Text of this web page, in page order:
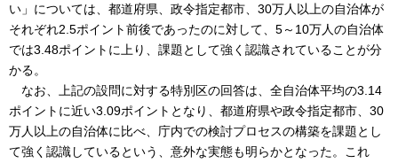
い」については、都道府県、政令指定都市、30万人以上の自治体が
それぞれ2.5ポイント前後であったのに対して、5～10万人の自治体
では3.48ポイントに上り、課題として強く認識されていることが分
かる。
なお、上記の設問に対する特別区の回答は、全自治体平均の3.14
ポイントに近い3.09ポイントとなり、都道府県や政令指定都市、30
万人以上の自治体に比べ、庁内での検討プロセスの構築を課題とし
て強く認識しているという、意外な実態も明らかとなった。これ